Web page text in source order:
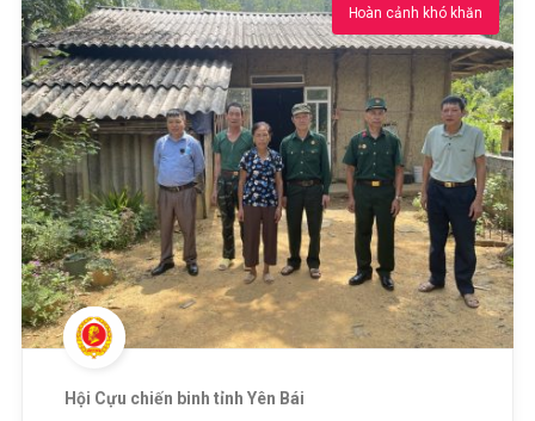
Hoàn cảnh khó khăn
Hội Cựu chiến binh tỉnh Yên Bái